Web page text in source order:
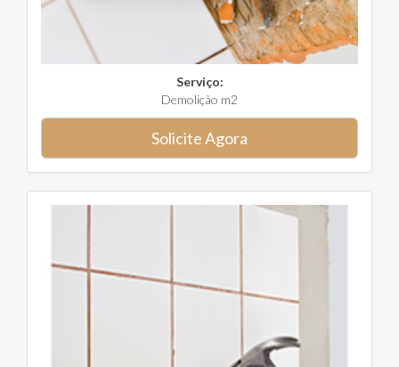
Serviço:
Demolição m2
Solicite Agora